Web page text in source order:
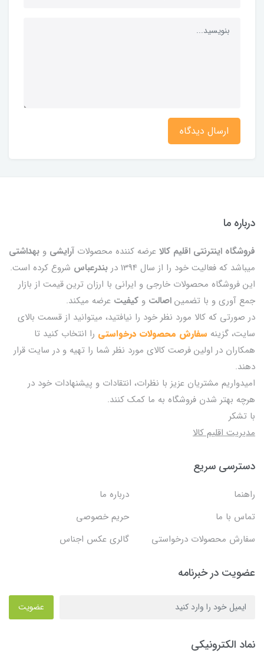
ارسال دیدگاه
درباره ما
فروشگاه اینترنتی اقلیم کالا عرضه کننده محصولات آرایشی و بهداشتی
میباشد که فعالیت خود را از سال 1394 در
بندرعباس شروع کرده است.
این فروشگاه محصولات خارجی و ایرانی با ارزان ترین قیمت از بازار
جمع آوری و با تضمین اصالت و کیفیت عرضه میکند.
در صورتی که کالا مورد نظر خود را نیافتید، میتوانید از قسمت بالای
سایت، گزینه سفارش محصولات درخواستی را انتخاب کنید تا
همکاران در اولین فرصت کالای مورد نظر شما را تهیه و در سایت قرار
دهند.
امیدواریم مشتریان عزیز با نظرات، انتقادات و پیشنهادات خود در
هرچه بهتر شدن فروشگاه به ما کمک کنند.
با تشکر
مدیریت اقلیم کالا
دسترسی سریع
راهنما
درباره ما
تماس با ما
حریم خصوصی
سفارش محصولات درخواستی
گالری عکس اجناس
عضویت در خبرنامه
عضویت
نماد الکترونیکی